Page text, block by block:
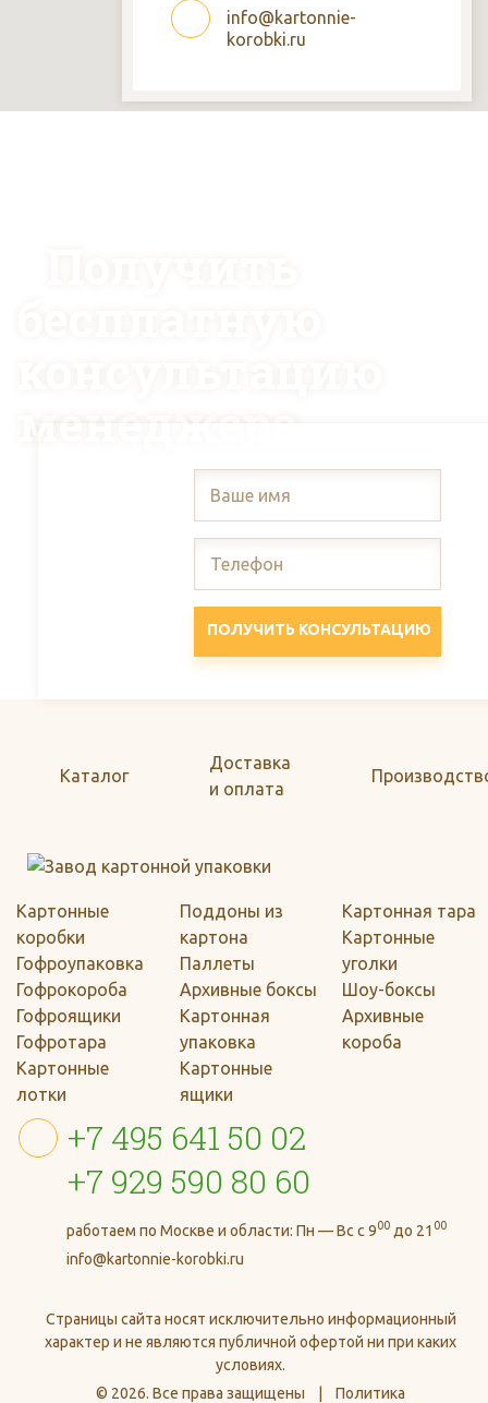
info@kartonnie-
korobki.ru
менеджера
ПОЛУЧИТЬ КОНСУЛЬТАЦИЮ
Каталог
Доставка
и оплата
Картонные
коробки
Гофроупаковка
Гофрокороба
Гофроящики
Гофротара
Картонные
лотки
Поддоны из
картона
Паллеты
Архивные боксы
Картонная
упаковка
Картонные
ящики
Картонная тара
Картонные
уголки
Шоу-боксы
Архивные
короба
+7 495 641 50 02
+7 929 590 80 60
работаем по Москве и области: Пн — Вс с 900 до 21 00
info@kartonnie-korobki.ru
Страницы сайта носят исключительно информационный
характер и не являются публичной офертой ни при каких
условиях.
© 2026. Все права защищены Политика